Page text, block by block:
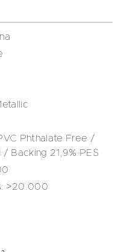
Phthalate Free /
/ Backing 21,9% PES
>20.000